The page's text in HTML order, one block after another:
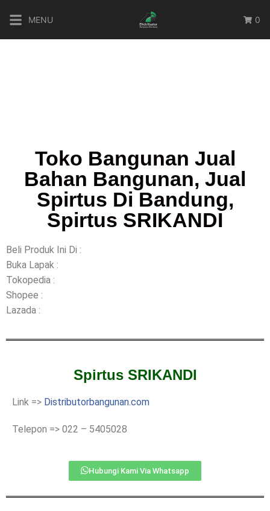
MENU 0
Toko Bangunan Jual
Bahan Bangunan, Jual
Spirtus Di Bandung,
Spirtus SRIKANDI
Beli Produk Ini Di :
Buka Lapak :
Tokopedia :
Shopee :
Lazada :
Spirtus SRIKANDI
Link => Distributorbangunan.com
Telepon => 022 – 5405028
Hubungi Kami Via Whatsapp